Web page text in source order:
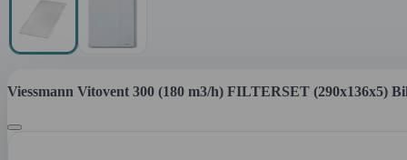
Viessmann Vitovent 300 (180 m3/h) FILTERSET (290x136x5)